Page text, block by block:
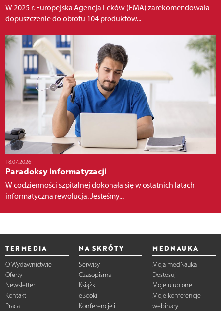
W 2025 r. Europejska Agencja Leków (EMA) zarekomendowała
dopuszczenie do obrotu 104 produktów...
18.07.2026
Paradoksy informatyzacji
W codzienności szpitalnej dokonała się w ostatnich latach
informatyczna rewolucja. Jesteśmy...
TERMEDIA
O Wydawnictwie
Oferty
Newsletter
Kontakt
Praca
NA SKRÓTY
Serwisy
Czasopisma
Książki
eBooki
Konferencje i
MEDNAUKA
Moja medNauka
Dostosuj
Moje ulubione
Moje konferencje i
webinary